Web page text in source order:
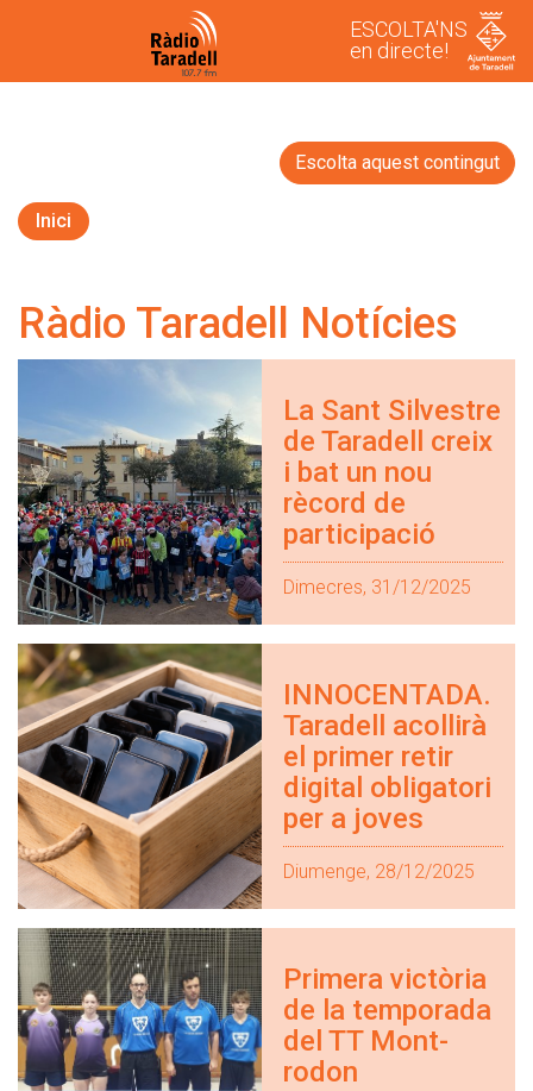
ESCOLTA'NS
en directe!
Escolta aquest contingut
Inici
Ràdio Taradell Notícies
La Sant Silvestre
de Taradell creix
i bat un nou
rècord de
participació
Dimecres, 31/12/2025
INNOCENTADA.
Taradell acollirà
el primer retir
digital obligatori
per a joves
Diumenge, 28/12/2025
Primera victòria
de la temporada
del TT Mont-
rodon